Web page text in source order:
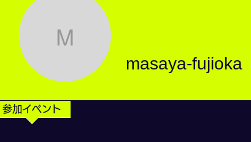
masaya-fujioka
masaya-fujioka
参加イベント